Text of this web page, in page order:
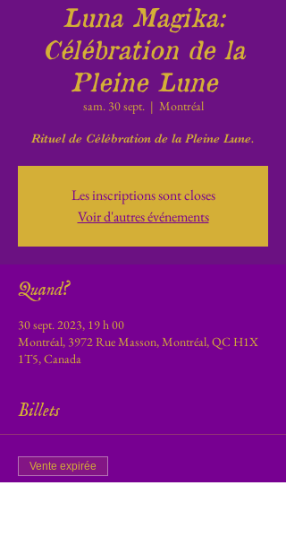
Luna Magika:
Célébration de la
Pleine Lune
sam. 30 sept.
  |
Montréal
Rituel de Célébration de la Pleine Lune.
Les inscriptions sont closes
Voir d'autres événements
Quand?
30 sept. 2023, 19 h 00
Montréal, 3972 Rue Masson, Montréal, QC H1X
1T5, Canada
Billets
Vente expirée